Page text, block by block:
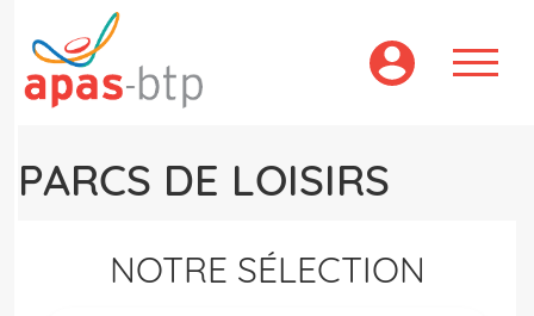
contenu
principal
PARCS DE LOISIRS
NOTRE SÉLECTION